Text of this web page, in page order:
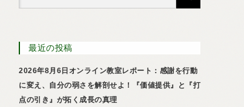
最近の投稿
2026年8月6日オンライン教室レポート：感謝を行動
に変え、自分の弱さを解剖せよ！『価値提供』と『打
点の引き』が拓く成長の真理